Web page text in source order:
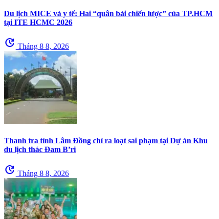
Du lịch MICE và y tế: Hai “quân bài chiến lược” của TP.HCM
tại ITE HCMC 2026
update Tháng 8 8, 2026
Thanh tra tỉnh Lâm Đồng chỉ ra loạt sai phạm tại Dự án Khu
du lịch thác Đam B’ri
update Tháng 8 8, 2026